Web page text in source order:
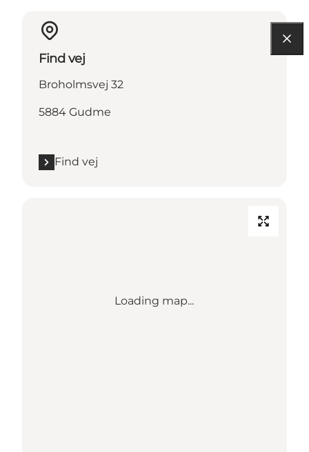
Find vej
Broholmsvej 32
5884 Gudme
Find vej
Loading map...